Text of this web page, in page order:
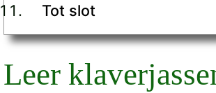
Tot slot
Leer